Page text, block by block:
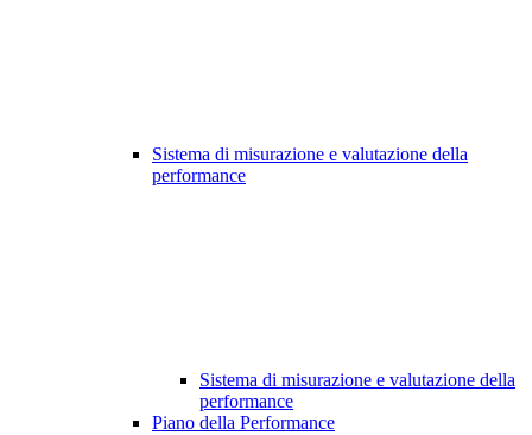
Sistema di misurazione e valutazione della
performance
Sistema di misurazione e valutazione della
performance
Piano della Performance